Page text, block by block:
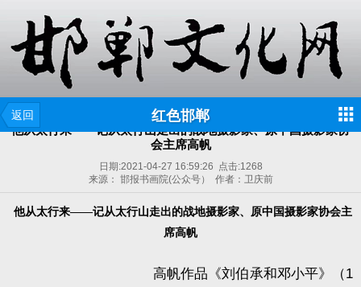
返回 红色邯郸
他从太行来——记从太行山走出的战地摄影家、原中国摄影家协
会主席高帆
日期:2021-04-27 16:59:26 点击:1268
来源： 邯报书画院(公众号） 作者：卫庆前
他从太行来——记从太行山走出的战地摄影家、原中国摄影家协会主
席高帆
高帆作品《刘伯承和邓小平》（1